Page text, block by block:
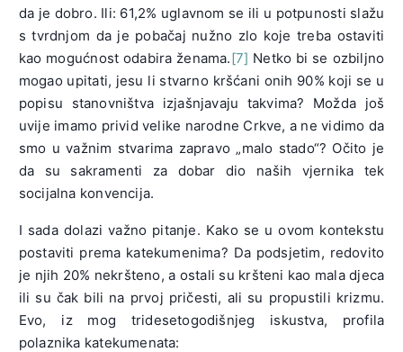
da je dobro. Ili: 61,2% uglavnom se ili u potpunosti slažu
s tvrdnjom da je pobačaj nužno zlo koje treba ostaviti
kao mogućnost odabira ženama.[7] Netko bi se ozbiljno
mogao upitati, jesu li stvarno kršćani onih 90% koji se u
popisu stanovništva izjašnjavaju takvima? Možda još
uvije imamo privid velike narodne Crkve, a ne vidimo da
smo u važnim stvarima zapravo „malo stado“? Očito je
da su sakramenti za dobar dio naših vjernika tek
socijalna konvencija.
I sada dolazi važno pitanje. Kako se u ovom kontekstu
postaviti prema katekumenima? Da podsjetim, redovito
je njih 20% nekršteno, a ostali su kršteni kao mala djeca
ili su čak bili na prvoj pričesti, ali su propustili krizmu.
Evo, iz mog tridesetogodišnjeg iskustva, profila
polaznika katekumenata: